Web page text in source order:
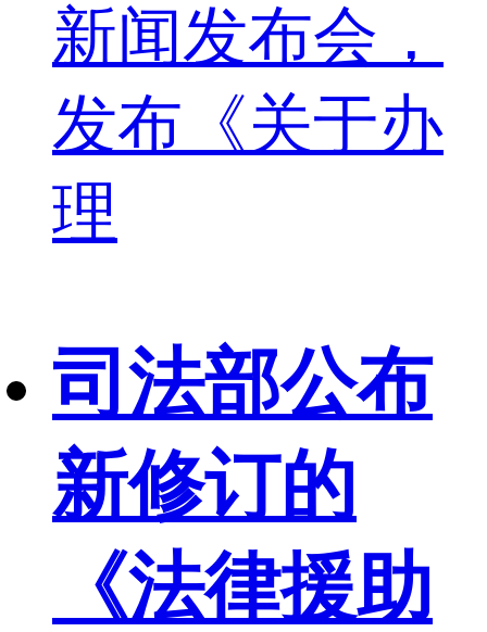
新闻发布会，
发布《关于办
理
司法部公布
新修订的
《法律援助